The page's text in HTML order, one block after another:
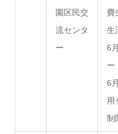
園区民交
流センタ
ー
費
生
6
ー
6
用
制